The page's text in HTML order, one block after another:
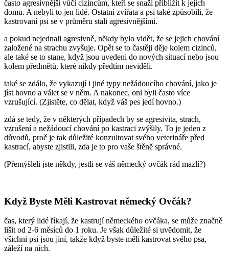
často agresivnější vůči cizincům, kteří se snaží přiblížit k jejich
domu. A nebyli to jen lidé. Ostatní zvířata a psi také způsobili, že
kastrovaní psi se v průměru stali agresivnějšími.
a pokud nejednali agresivně, někdy bylo vidět, že se jejich chování
založené na strachu zvyšuje. Opět se to častěji děje kolem cizinců,
ale také se to stane, když jsou uvedeni do nových situací nebo jsou
kolem předmětů, které nikdy předtím neviděli.
také se zdálo, že vykazují i jiné typy nežádoucího chování, jako je
jíst hovno a válet se v něm. A nakonec, oni byli často více
vzrušující. (Zjistěte, co dělat, když váš pes jedí hovno.)
zdá se tedy, že v některých případech by se agresivita, strach,
vzrušení a nežádoucí chování po kastraci zvýšily. To je jeden z
důvodů, proč je tak důležité konzultovat svého veterináře před
kastrací, abyste zjistili, zda je to pro vaše štěně správné.
(Přemýšleli jste někdy, jestli se váš německý ovčák rád mazlí?)
Když Byste Měli Kastrovat německý Ovčák?
čas, který lidé říkají, že kastrují německého ovčáka, se může značně
lišit od 2-6 měsíců do 1 roku. Je však důležité si uvědomit, že
všichni psi jsou jiní, takže když byste měli kastrovat svého psa,
záleží na nich.